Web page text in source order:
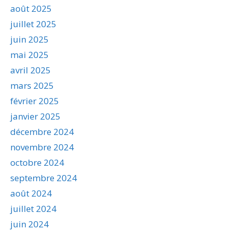
août 2025
juillet 2025
juin 2025
mai 2025
avril 2025
mars 2025
février 2025
janvier 2025
décembre 2024
novembre 2024
octobre 2024
septembre 2024
août 2024
juillet 2024
juin 2024